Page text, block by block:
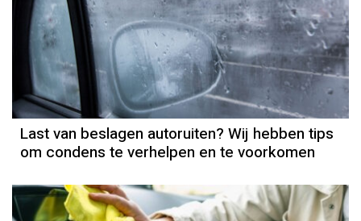
Last van beslagen autoruiten? Wij hebben tips
om condens te verhelpen en te voorkomen